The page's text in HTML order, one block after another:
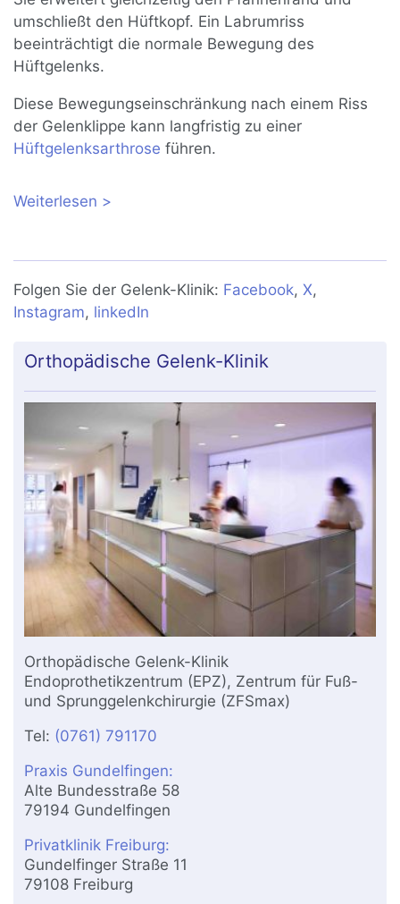
umschließt den Hüftkopf. Ein Labrumriss
beeinträchtigt die normale Bewegung des
Hüftgelenks.
Diese Bewegungseinschränkung nach einem Riss
der Gelenklippe kann langfristig zu einer
Hüftgelenksarthrose führen.
Weiterlesen über Labrumläsion: Verletzung der
Folgen Sie der Gelenk-Klinik: Facebook,X,
Instagram, linkedIn
Orthopädische Gelenk-Klinik
Orthopädische Gelenk-Klinik
Endoprothetikzentrum (EPZ), Zentrum für Fuß-
und Sprunggelenkchirurgie (ZFSmax)
Tel: (0761) 791170
Praxis Gundelfingen:
Alte Bundesstraße 58
79194 Gundelfingen
Privatklinik Freiburg:
Gundelfinger Straße 11
79108 Freiburg